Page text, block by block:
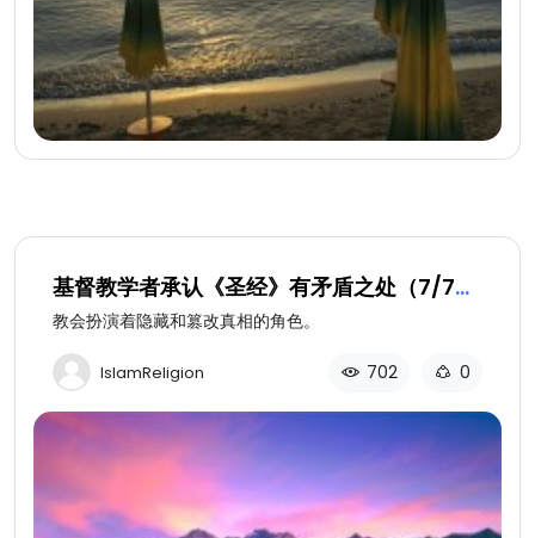
基督教学者承认《圣经》有矛盾之处（7/7）:
教会的“天启”修正
教会扮演着隐藏和篡改真相的角色。
IslamReligion 702 0